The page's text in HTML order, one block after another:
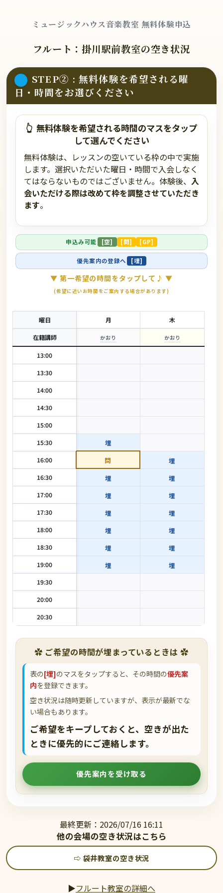
ミュージックハウス音楽教室 無料体験申込
フルート：掛川駅前教室の空き状況
STEP② : 無料体験を希望される曜
日・時間をお選びください
👆 無料体験を希望される時間のマスをタップ
して選んでください
無料体験は、レッスンの空いている枠の中で実施
します。選択いただいた曜日・時間で入会しなく
てはならないものではございません。体験後、 入
会いただける際は改めて枠を調整させていただき
ます。
申込み可能 [空] [問] [GP]
優先案内の登録へ [埋]
▼ 第一希望の時間をタップして♪ ▼
(希望に近いお時間をご案内する場合があります)
曜日 月 木
在籍講師 かおり かおり
13:00
13:30
14:00
14:30
15:00
15:30 埋
16:00 問 埋
16:30 埋 埋
17:00 埋 埋
17:30 埋 埋
18:00 埋 埋
18:30 埋 埋
19:00 埋 埋
19:30
20:00
20:30
✿ ご希望の時間が埋まっているときは ✿
表の[埋]のマスをタップすると、その時間の優先案
内を登録できます。
空き状況は随時更新していますが、表示が最新でな
い場合もあります。
ご希望をキープしておくと、空きが出た
ときに優先的にご連絡します。
優先案内を受け取る
最終更新：2026/07/16 16:11
他の会場の空き状況はこちら
⇨ 袋井教室の空き状況
▶フルート教室の詳細へ